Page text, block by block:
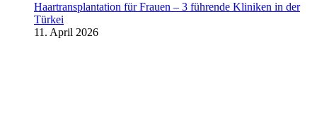
Haartransplantation für Frauen – 3 führende Kliniken in der
Türkei
11. April 2026